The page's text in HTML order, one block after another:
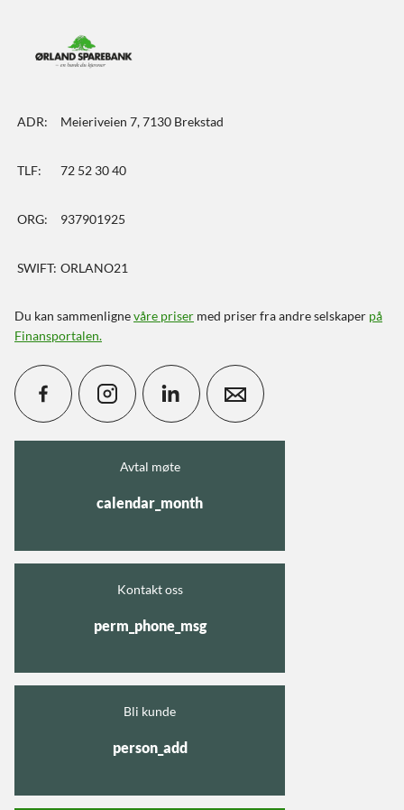
ADR: Meieriveien 7, 7130 Brekstad
TLF: 72 52 30 40
ORG: 937901925
SWIFT: ORLANO21
Du kan sammenlignevåre priser med priser fra andre selskaper på
Finansportalen.
Avtal møte
calendar_month
Kontakt oss
perm_phone_msg
Bli kunde
person_add